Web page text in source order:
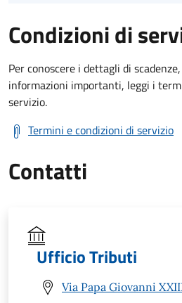
Condizioni di
Per conoscere i dettagli di
informazioni importanti, leggi i
servizio.
Termini e condizioni di servizio
Contatti
Ufficio Tributi
Via Papa Giovanni